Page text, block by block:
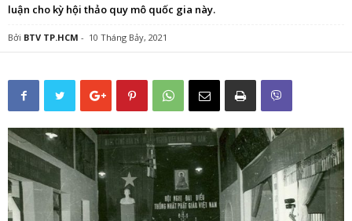
luận cho kỳ hội thảo quy mô quốc gia này.
Bởi BTV TP.HCM - 10 Tháng Bảy, 2021